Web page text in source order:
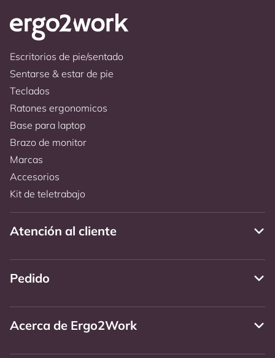
Escritorios de pie/sentado
Sentarse & estar de pie
Teclados
Ratones ergonomicos
Base para laptop
Brazo de monitor
Marcas
Accesorios
Kit de teletrabajo
Atención al cliente
Pedido
Acerca de Ergo2Work